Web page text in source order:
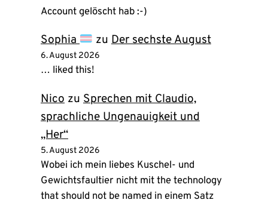
Account gelöscht hab :-)
Sophia zuDer sechste August
6. August 2026
… liked this!
Nico zu Sprechen mit Claudio,
sprachliche Ungenauigkeit und
„Her“
5. August 2026
Wobei ich mein liebes Kuschel- und
Gewichtsfaultier nicht mit the technology
that should not be named in einem Satz